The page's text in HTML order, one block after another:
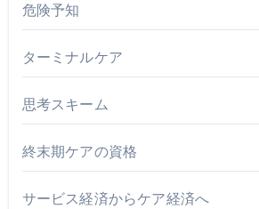
危険予知
ターミナルケア
思考スキーム
終末期ケアの資格
サービス経済からケア経済へ